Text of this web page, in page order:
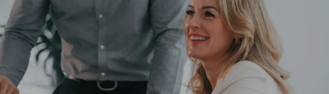
exigido por lei.
temos controle sobre o conteúdo e práticas desses sites e não podemos
fornecer alguns dos serviços desejados.